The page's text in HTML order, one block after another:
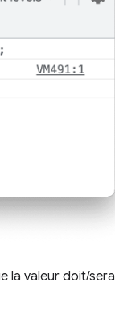
la valeur doit/sera